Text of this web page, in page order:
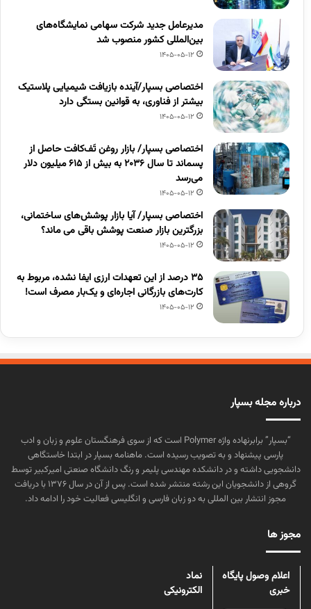
مدیرعامل جدید شرکت سهامی نمایشگاه‌های
بین‌المللی کشور منصوب شد
1405-05-12
اختصاصی بسپار/آینده بازیافت شیمیایی پلاستیک
بیشتر از فناوری، به قوانین بستگی دارد
1405-05-12
اختصاصی بسپار/ بازار روغن تَف‌کافت حاصل از
پسماند تا سال ۲۰۳۶ به بیش از ۶۱۵ میلیون دلار
می‌رسد
1405-05-12
اختصاصی بسپار/ آیا بازار پوشش‌های ساختمانی،
بزرگترین بازار صنعت پوشش باقی می ماند؟
1405-05-12
۳۵ درصد از این تعهدات ارزی ایفا نشده، مربوط به
کارت‌های بازرگانی اجاره‌ای و یک‌بار مصرف است!
1405-05-12
درباره مجله بسپار
“بسپار” برابرنهاده واژه Polymer است که از سوی فرهنگستان علوم و زبان و ادب
پارسی پیشنهاد و به تصویب رسیده است. ماهنامه بسپار در ابتدا خاستگاهی
دانشجویی داشته و در دانشکده مهندسی پلیمر و رنگ دانشگاه صنعتی امیرکبیر توسط
گروهی از دانشجویان این رشته منتشر شده است. پس از آن در سال ۱۳۷۶ با دریافت
مجوز انتشار بین المللی به دو زبان فارسی و انگلیسی فعالیت خود را ادامه داد.
مجوز ها
اعلام وصول پایگاه
خبری
نماد
الکترونیکی